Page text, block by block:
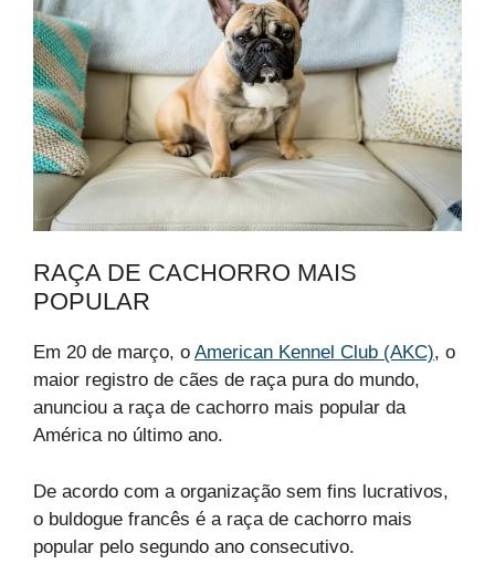
RAÇA DE CACHORRO MAIS
POPULAR
Em 20 de março, o American Kennel Club (AKC), o
maior registro de cães de raça pura do mundo,
anunciou a raça de cachorro mais popular da
América no último ano.
De acordo com a organização sem fins lucrativos,
o buldogue francês é a raça de cachorro mais
popular pelo segundo ano consecutivo.